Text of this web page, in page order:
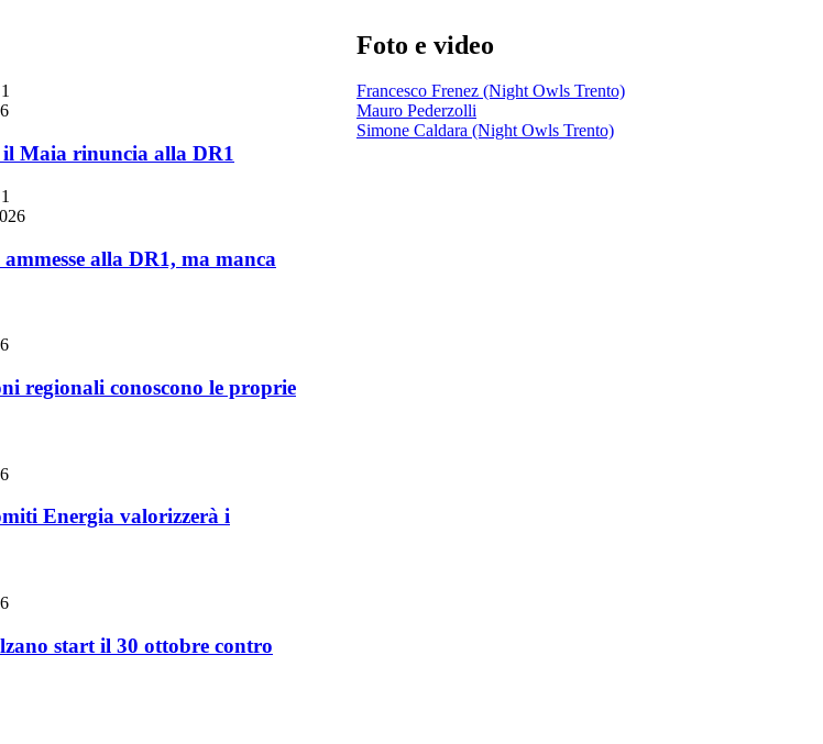
Maia rinuncia alla DR1
alla DR1, ma manca
regionali conoscono le proprie
Energia valorizzerà i
start il 30 ottobre contro
Foto e video
Francesco Frenez (Night Owls Trento)
Mauro Pederzolli
Simone Caldara (Night Owls Trento)